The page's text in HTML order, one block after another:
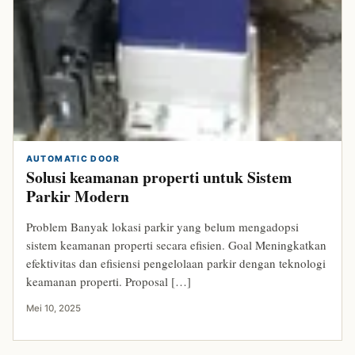
AUTOMATIC DOOR
Solusi keamanan properti untuk Sistem
Parkir Modern
Problem Banyak lokasi parkir yang belum mengadopsi
sistem keamanan properti secara efisien. Goal Meningkatkan
efektivitas dan efisiensi pengelolaan parkir dengan teknologi
keamanan properti. Proposal […]
Mei 10, 2025